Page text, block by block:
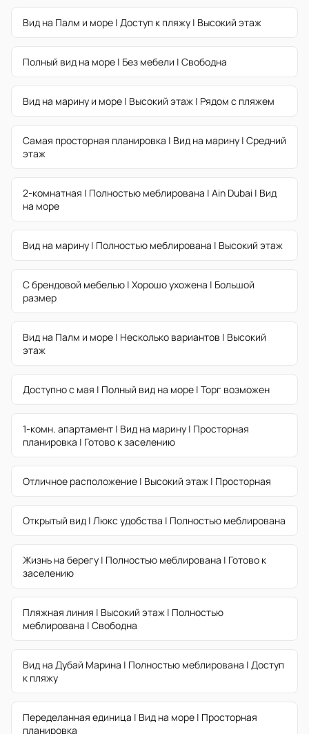
Вид на Палм и море | Доступ к пляжу | Высокий этаж
Полный вид на море | Без мебели | Свободна
Вид на марину и море | Высокий этаж | Рядом с пляжем
Самая просторная планировка | Вид на марину | Средний
этаж
2-комнатная | Полностью меблирована | Ain Dubai | Вид
на море
Вид на марину | Полностью меблирована | Высокий этаж
С брендовой мебелью | Хорошо ухожена | Большой
размер
Вид на Палм и море | Несколько вариантов | Высокий
этаж
Доступно с мая | Полный вид на море | Торг возможен
1-комн. апартамент | Вид на марину | Просторная
планировка | Готово к заселению
Отличное расположение | Высокий этаж | Просторная
Открытый вид | Люкс удобства | Полностью меблирована
Жизнь на берегу | Полностью меблирована | Готово к
заселению
Пляжная линия | Высокий этаж | Полностью
меблирована | Свободна
Вид на Дубай Марина | Полностью меблирована | Доступ
к пляжу
Переделанная единица | Вид на море | Просторная
планировка